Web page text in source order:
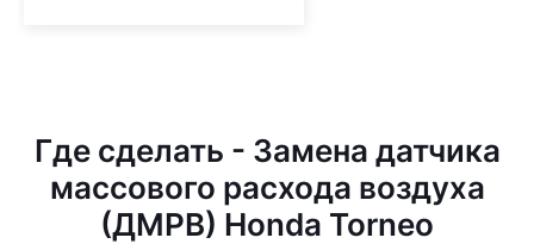
Где сделать - Замена датчика
массового расхода воздуха
(ДМРВ) Honda Torneo